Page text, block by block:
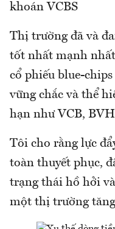
khoán VCBS
Thị trường đã và
tốt nhất mạnh
cổ phiếu blue-
vững chắc và thể
hạn như VCB,
Tôi cho rằng lực
toàn thuyết phục,
trạng thái hồ hởi
một thị trường